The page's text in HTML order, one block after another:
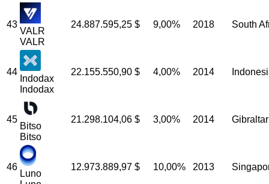
43
VALR
VALR
24.887.595,25 $ 9,00% 2018 South
44
Indodax
Indodax
22.155.550,90 $ 4,00% 2014
45
Bitso
Bitso
21.298.104,06 $ 3,00% 2014 Gibraltar
46
Luno
12.973.889,97 $ 10,00% 2013